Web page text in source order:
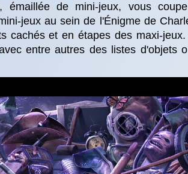
émaillée de mini-jeux, vous
jeux au sein de l'Énigme de
cachés et en étapes des maxi-
entre autres des listes d'objets